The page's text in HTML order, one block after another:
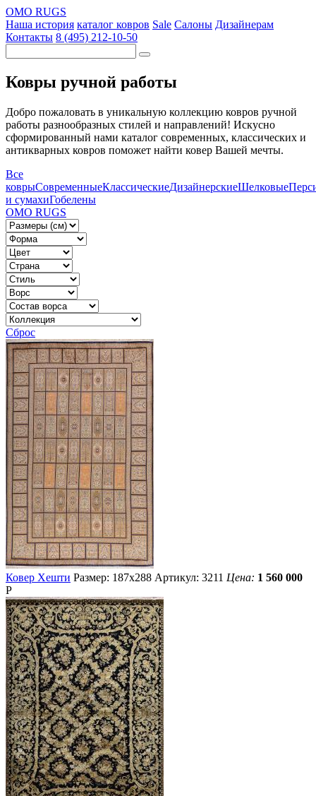
OMO RUGS
Наша история каталог ковров Sale Салоны Дизайнерам
Контакты 8 (495) 212-10-50
Ковры ручной работы
Добро пожаловать в уникальную коллекцию ковров ручной
работы разнообразных стилей и направлений! Искусно
сформированный нами каталог современных, классических и
антикварных ковров поможет найти ковер Вашей мечты.
Все
коврыСовременныеКлассическиеДизайнерскиеШелковые
и сумахиГобелены
OMO RUGS
Сброс
Ковер Хешти Размер: 187х288 Артикул: 3211 Цена: 1 560 000
Р